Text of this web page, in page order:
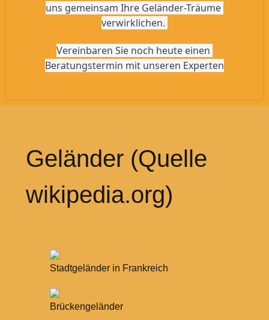
uns gemeinsam Ihre Geländer-Träume
verwirklichen.
Vereinbaren Sie noch heute einen
Beratungstermin mit unseren Experten
Geländer (Quelle
wikipedia.org)
Stadtgeländer in Frankreich
Brückengeländer